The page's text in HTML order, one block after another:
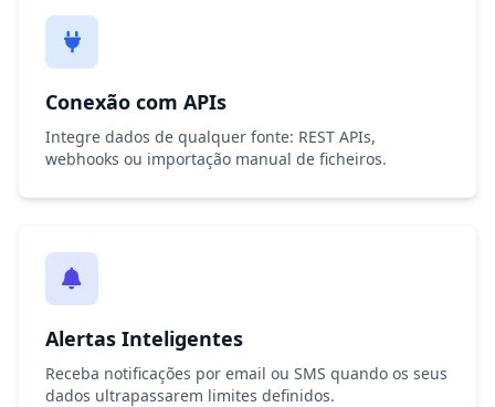
Conexão com APIs
Integre dados de qualquer fonte: REST APIs,
webhooks ou importação manual de ficheiros.
Alertas Inteligentes
Receba notificações por email ou SMS quando os seus
dados ultrapassarem limites definidos.